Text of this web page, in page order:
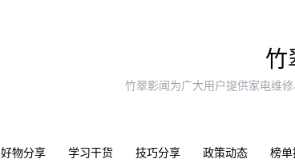
竹
竹翠影闻为广大用户提供家电维
好物分享 学习干货 技巧分享 政策动态 榜